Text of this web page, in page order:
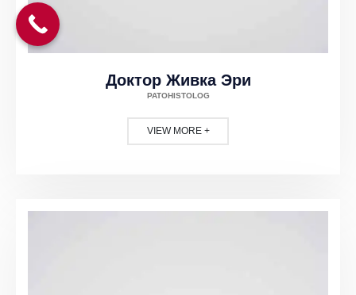
PATOHISTOLOG
Доктор Живка Эри
VIEW MORE